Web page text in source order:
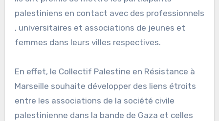
palestiniens en contact avec des professionnels
, universitaires et associations de jeunes et
femmes dans leurs villes respectives.
En effet, le Collectif Palestine en Résistance à
Marseille souhaite développer des liens étroits
entre les associations de la société civile
palestinienne dans la bande de Gaza et celles